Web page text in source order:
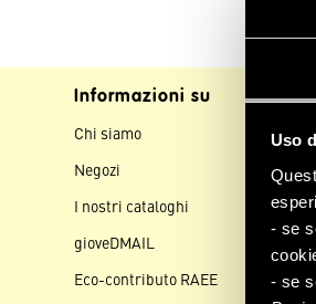
Uso
- se
- se
Informazioni su
Chi siamo
Negozi
I nostri cataloghi
gioveDMAIL
Eco-contributo RAEE